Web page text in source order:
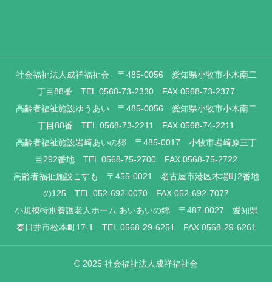
社会福祉法人成祥福祉会 〒485-0056 愛知県小牧市小木南二
丁目88番 TEL.0568-73-2330 FAX.0568-73-2377
高齢者福祉施設ゆうあい 〒485-0056 愛知県小牧市小木南二
丁目88番 TEL.0568-73-2211 FAX.0568-74-2211
高齢者福祉施設岩崎あいの郷 〒485-0017 小牧市岩崎原三丁
目292番地 TEL.0568-75-2700 FAX.0568-75-2722
高齢者福祉施設こすも 〒455-0021 名古屋市港区木場町2番地
の125 TEL.052-692-0070 FAX.052-692-7077
小規模特別養護老人ホーム あいあいの郷 〒487-0027 愛知県
春日井市松本町17-1 TEL.0568-29-6251 FAX.0568-29-6261
© 2025 社会福祉法人成祥福祉会